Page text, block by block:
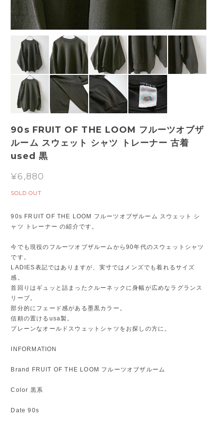
90s FRUIT OF THE LOOM フルーツオブザ
ルーム スウェット シャツ トレーナー 古着
used 黒
¥6,880
SOLD OUT
90s FRUIT OF THE LOOM フルーツオブザルーム スウェット シ
ャツ トレーナー の紹介です。
今でも現役のフルーツオブザルームから90年代のスウェットシャツ
です。
LADIES表記ではありますが、実寸ではメンズでも着れるサイズ
感。
首回りはギュッと詰まったクルーネックに身幅が広めなラグランス
リーブ。
部分的にフェード感がある墨黒カラー。
信頼の置けるusa製。
プレーンなオールドスウェットシャツをお探しの方に。
INFORMATION
Brand FRUIT OF THE LOOM フルーツオブザルーム
Color 黒系
Date 90s